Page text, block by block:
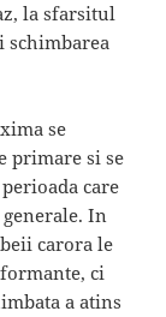
la sfarsitul
schimbarea
se
primare si se
care
In
carora le
ci
a atins